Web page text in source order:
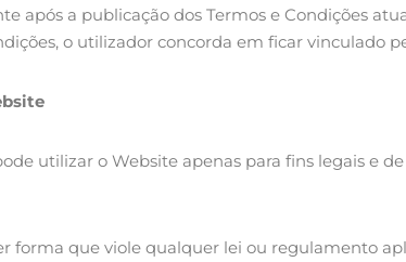
após a publicação dos Termos e Condições
o utilizador concorda em ficar vinculado
utilizar o Website apenas para fins legais e
forma que viole qualquer lei ou regulamento